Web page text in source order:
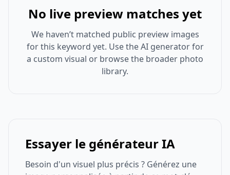
No live preview matches yet
We haven’t matched public preview images
for this keyword yet. Use the AI generator for
a custom visual or browse the broader photo
library.
Essayer le générateur IA
Besoin d'un visuel plus précis ? Générez une